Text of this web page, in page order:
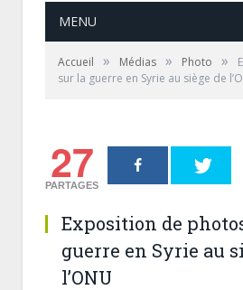
MENU
Accueil » Médias » Photo »
sur la guerre en Syrie au siège de
27
PARTAGES
Exposition de
guerre en Syrie au
l’ONU